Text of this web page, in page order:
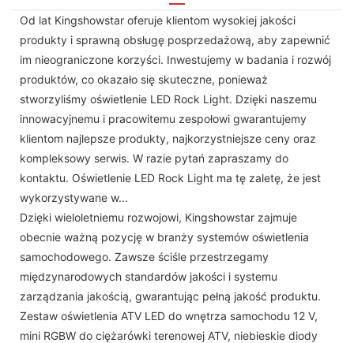
Od lat Kingshowstar oferuje klientom wysokiej jakości
produkty i sprawną obsługę posprzedażową, aby zapewnić
im nieograniczone korzyści. Inwestujemy w badania i rozwój
produktów, co okazało się skuteczne, ponieważ
stworzyliśmy oświetlenie LED Rock Light. Dzięki naszemu
innowacyjnemu i pracowitemu zespołowi gwarantujemy
klientom najlepsze produkty, najkorzystniejsze ceny oraz
kompleksowy serwis. W razie pytań zapraszamy do
kontaktu. Oświetlenie LED Rock Light ma tę zaletę, że jest
wykorzystywane w...
Dzięki wieloletniemu rozwojowi, Kingshowstar zajmuje
obecnie ważną pozycję w branży systemów oświetlenia
samochodowego. Zawsze ściśle przestrzegamy
międzynarodowych standardów jakości i systemu
zarządzania jakością, gwarantując pełną jakość produktu.
Zestaw oświetlenia ATV LED do wnętrza samochodu 12 V,
mini RGBW do ciężarówki terenowej ATV, niebieskie diody